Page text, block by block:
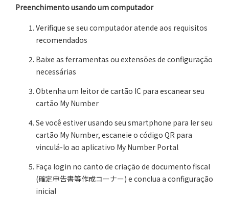
Preenchimento usando um computador
Verifique se seu computador atende aos requisitos
recomendados
Baixe as ferramentas ou extensões de configuração
necessárias
Obtenha um leitor de cartão IC para escanear seu
cartão My Number
Se você estiver usando seu smartphone para ler seu
cartão My Number, escaneie o código QR para
vinculá-lo ao aplicativo My Number Portal
Faça login no canto de criação de documento fiscal
(確定申告書等作成コーナー) e conclua a configuração
inicial